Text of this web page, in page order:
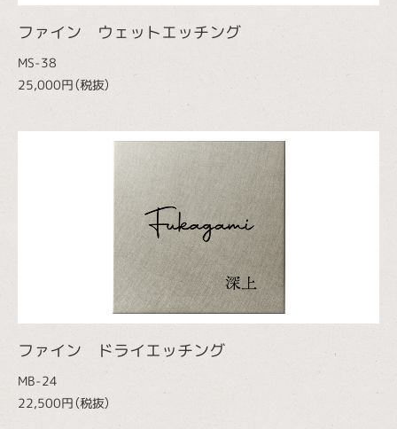
ファイン ウェットエッチング
MS-38
25,000円（税抜）
ファイン ドライエッチング
MB-24
22,500円（税抜）